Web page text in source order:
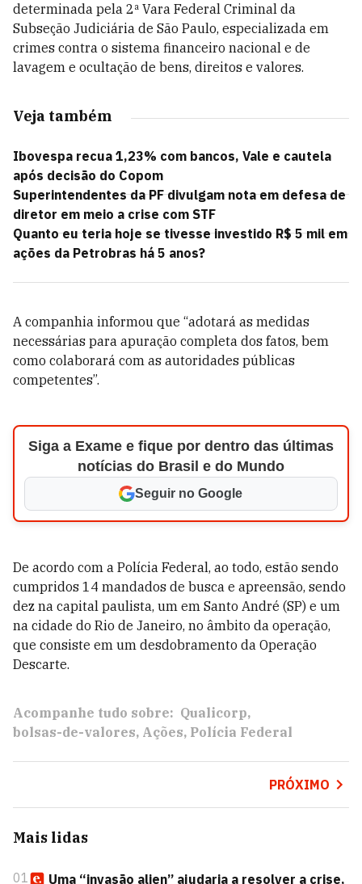
determinada pela 2ª Vara Federal Criminal da
Subseção Judiciária de São Paulo, especializada em
crimes contra o sistema financeiro nacional e de
lavagem e ocultação de bens, direitos e valores.
Veja também
Ibovespa recua 1,23% com bancos, Vale e cautela
após decisão do Copom
Superintendentes da PF divulgam nota em defesa de
diretor em meio a crise com STF
Quanto eu teria hoje se tivesse investido R$ 5 mil em
ações da Petrobras há 5 anos?
A companhia informou que “adotará as medidas
necessárias para apuração completa dos fatos, bem
como colaborará com as autoridades públicas
competentes”.
Siga a Exame e fique por dentro das últimas
notícias do Brasil e do Mundo
Seguir no Google
De acordo com a Polícia Federal, ao todo, estão sendo
cumpridos 14 mandados de busca e apreensão, sendo
dez na capital paulista, um em Santo André (SP) e um
na cidade do Rio de Janeiro, no âmbito da operação,
que consiste em um desdobramento da Operação
Descarte.
Acompanhe tudo sobre: Qualicorp
bolsas-de-valores Ações Polícia Federal
PRÓXIMO
Mais lidas
01 Uma “invasão alien” ajudaria a resolver a crise,